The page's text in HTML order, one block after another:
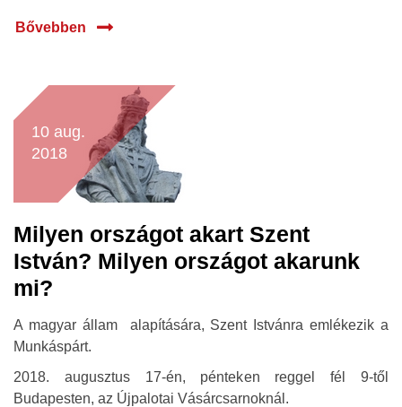
Bővebben
10 aug.
2018
Milyen országot akart Szent
István? Milyen országot akarunk
mi?
A magyar állam alapítására, Szent Istvánra emlékezik a
Munkáspárt.
2018. augusztus 17-én, pénteken reggel fél 9-től
Budapesten, az Újpalotai Vásárcsarnoknál.